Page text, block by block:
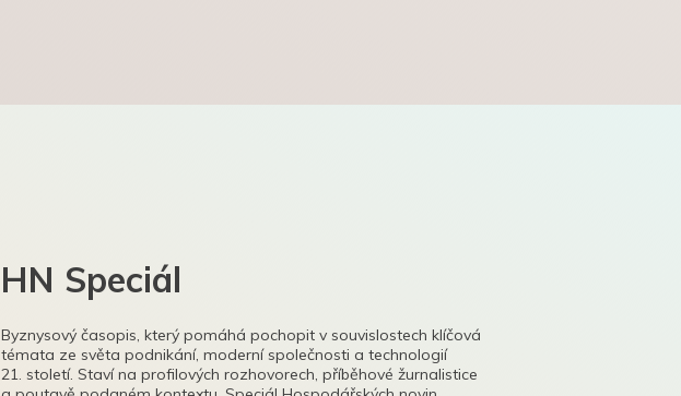
HN Speciál
Byznysový časopis, který pomáhá pochopit v souvislostech klíčová
témata ze světa podnikání, moderní společnosti a technologií
21. století. Staví na profilových rozhovorech, příběhové žurnalistice